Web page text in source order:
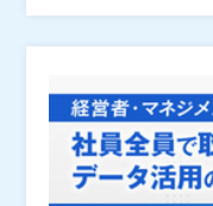
トルネックになって
を阻む“現場の壁”
となって運用できる
連携可能な柔軟性に
消と業務標準化によ
く解説します。
株式会社オープンソ
会社（）
※共催、協賛、協力
れる可能性がありま